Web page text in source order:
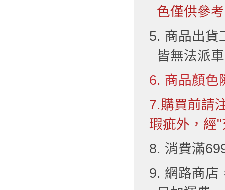
色僅供參
5. 商品出貨
皆無法派
6. 商品顏色
7.購買前請
瑕疵外，經
8. 消費滿
9. 網路商店